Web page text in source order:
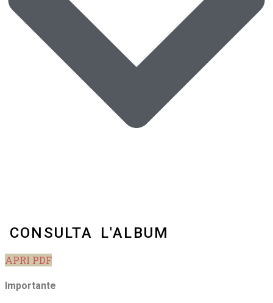
CONSULTA L'ALBUM
APRI PDF
Importante